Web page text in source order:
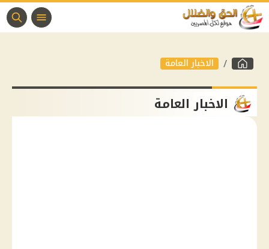
الاخبار العامة
الاخبار العامة